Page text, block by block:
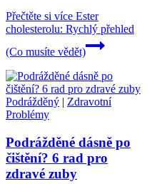
Přečtěte si více Ester
cholesterolu: Rychlý přehled
(Co musíte vědět)
Podrážděný | Zdravotní
Problémy
Podrážděné dásně po
čištění? 6 rad pro
zdravé zuby